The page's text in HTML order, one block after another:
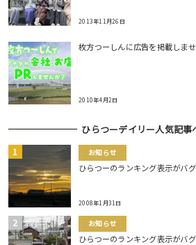
2013年11月26日
枚方つーしんに広告を掲載しま
2010年4月2日
ひらつーデイリー人気記事
お知らせ
ひらつーのランキング表示がバ
2008年1月31日
お知らせ
ひらつーのランキング表示がバ